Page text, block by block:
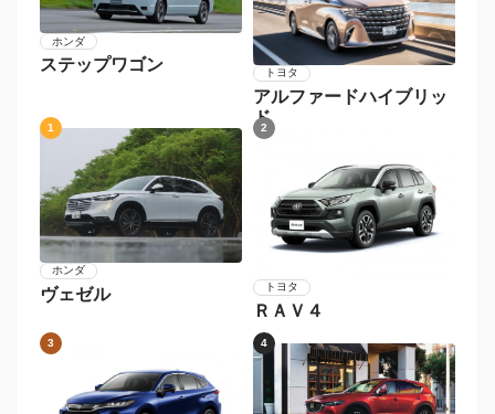
ホンダ
ステップワゴン トヨタ
アルファードハイブリッ
ド
1
ホンダ
ヴェゼル
2
トヨタ
ＲＡＶ４
3 4